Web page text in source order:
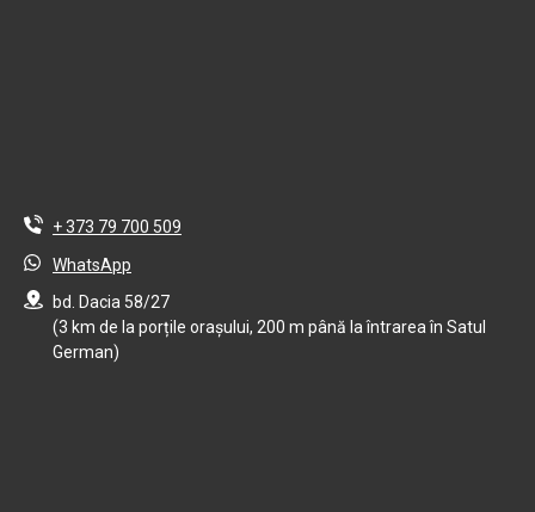
+ 373 79 700 509
WhatsApp
bd. Dacia 58/27
(3 km de la porțile orașului, 200 m până la întrarea în Satul
German)